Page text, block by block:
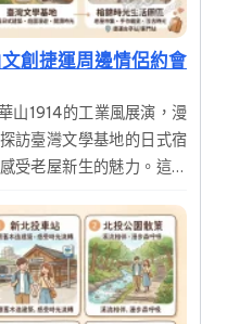
創捷運周邊情侶約會
山1914的工業風展演，漫
訪臺灣文學基地的日式宿
受老屋新生的魅力。這是